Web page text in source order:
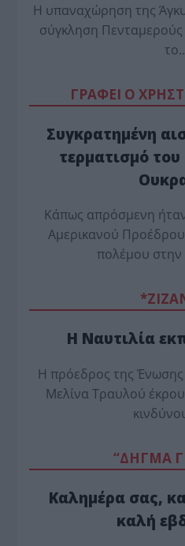
Η υπαναχώρηση της
σύγκληση Πενταμερούς
ΓΡΑΦΕΙ Ο
Συγκρατημένη
τερματισμό
Κάπως απρόσμενη
Αμερικανού
πολέμου
Η Ναυτιλία
Η πρόεδρος της
Μελίνα Τραυλού
“ΔΗΓΜΑ
Καλημέρα σας,
καλή